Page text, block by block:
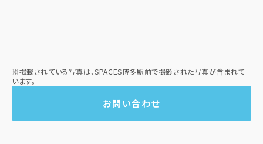
※掲載されている写真は、SPACES博多駅前で撮影された写真が含まれて
います。
お問い合わせ